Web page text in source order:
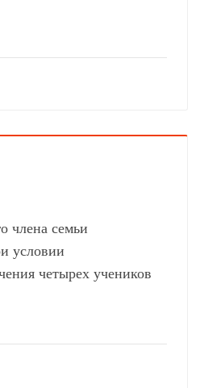
члена семьи
условии
четырех учеников